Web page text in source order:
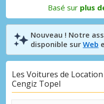
Basé sur plus
Nouveau ! Notre
disponible sur Web
Les Voitures de
Cengiz Topel